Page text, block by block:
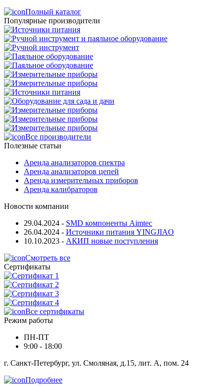
Полный каталог
Популярные производители
Все производители
Полезные статьи
Аренда анализаторов спектра
Аренда анализаторов цепей
Аренда измерительных приборов
Аренда калибраторов
Новости компании
29.04.2024 - SMD компоненты Aimtec
26.04.2024 - Источники питания YINGJIAO
10.10.2023 - АКИП новые поступления
Смотреть все
Сертификаты
Все сертификаты
Режим работы
ПН-ПТ
9:00 - 18:00
г. Санкт-Петербург, ул. Смоляная, д.15, лит. А, пом. 24
Подробнее